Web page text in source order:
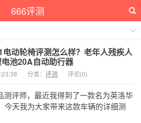
666评测
电动轮椅评测怎么样？老年人残疾人
池20A自动助行器
分类： 评测 评论(0)
测评师，最近我得到了一款名为英洛华
今天我为大家带来这款车辆的详细测